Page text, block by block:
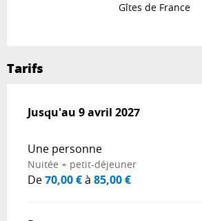
Gîtes de France
Tarifs
Du28 avril 2026au9 avril 2027
Jusqu'au 9 avril 2027
Une personne
Nuitée + petit-déjeuner
De70,00 €à 85,00 €